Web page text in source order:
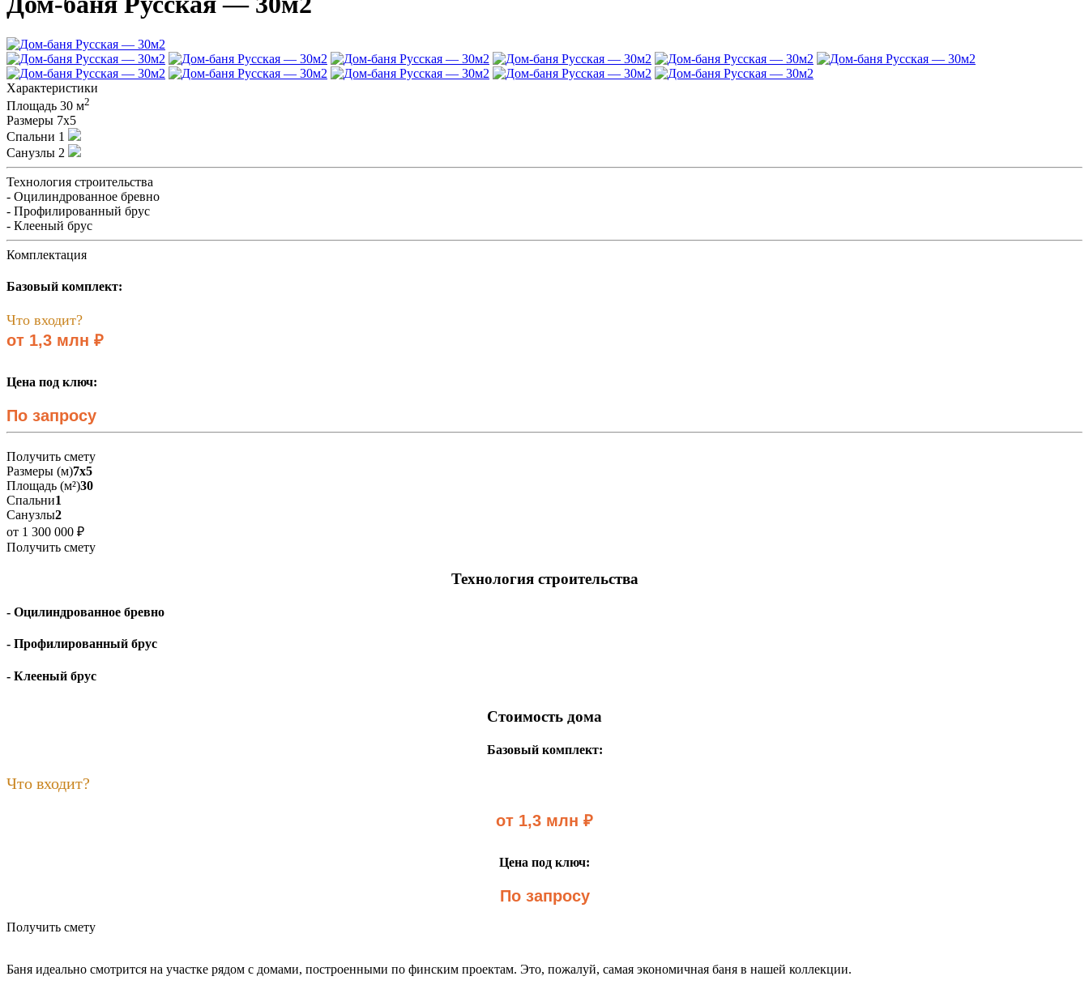
Характеристики
Площадь 30 м2
Размеры 7х5
Спальни 1
Санузлы 2
Технология строительства
- Оцилиндрованное бревно
- Профилированный брус
- Клееный брус
Комплектация
Базовый комплект:
Что входит?
от 1,3 млн ₽
Цена под ключ:
По запросу
Получить смету
Размеры (м)7х5
Площадь (м²)30
Спальни1
Санузлы2
от 1 300 000 ₽
Получить смету
Технология строительства
- Оцилиндрованное бревно
- Профилированный брус
- Клееный брус
Стоимость дома
Базовый комплект:
Что входит?
от 1,3 млн ₽
Цена под ключ:
По запросу
Получить смету
Баня идеально смотрится на участке рядом с домами, построенными по финским проектам. Это, пожалуй, самая экономичная баня в нашей коллекции.